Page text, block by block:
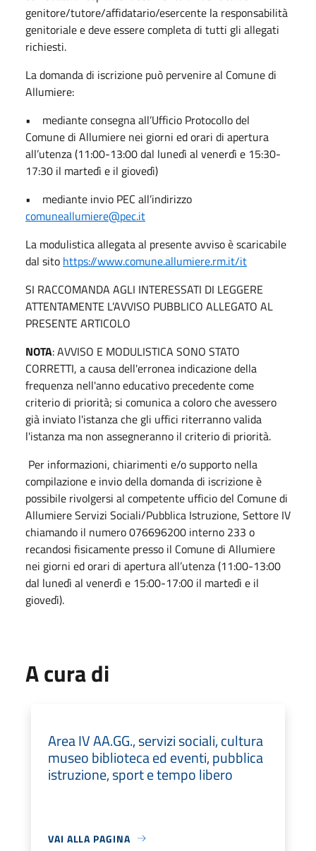
genitore/tutore/affidatario/esercente la responsabilità
genitoriale e deve essere completa di tutti gli allegati
richiesti.
La domanda di iscrizione può pervenire al Comune di
Allumiere:
•
mediante consegna all’Ufficio Protocollo del
Comune di Allumiere nei giorni ed orari di apertura
all’utenza (11:00-13:00 dal lunedì al venerdì e 15:30-
17:30 il martedì e il giovedì)
•
mediante invio PEC all’indirizzo
comuneallumiere@pec.it
La modulistica allegata al presente avviso è scaricabile
dal sito https://www.comune.allumiere.rm.it/it
SI RACCOMANDA AGLI INTERESSATI DI LEGGERE
ATTENTAMENTE L’AVVISO PUBBLICO ALLEGATO AL
PRESENTE ARTICOLO
NOTA: AVVISO E MODULISTICA SONO STATO
CORRETTI, a causa dell'erronea indicazione della
frequenza nell'anno educativo precedente come
criterio di priorità; si comunica a coloro che avessero
già inviato l'istanza che gli uffici riterranno valida
l'istanza ma non assegneranno il criterio di priorità.
Per informazioni, chiarimenti e/o supporto nella
compilazione e invio della domanda di iscrizione è
possibile rivolgersi al competente ufficio del Comune di
Allumiere Servizi Sociali/Pubblica Istruzione, Settore IV
chiamando il numero 076696200 interno 233 o
recandosi fisicamente presso il Comune di Allumiere
nei giorni ed orari di apertura all’utenza (11:00-13:00
dal lunedì al venerdì e 15:00-17:00 il martedì e il
giovedì).
A cura di
Area IV AA.GG., servizi sociali, cultura
museo biblioteca ed eventi, pubblica
istruzione, sport e tempo libero
VAI ALLA PAGINA